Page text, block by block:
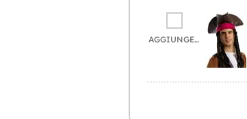
AGGIUNGERE